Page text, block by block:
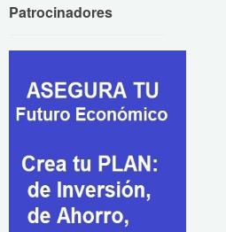
Patrocinadores